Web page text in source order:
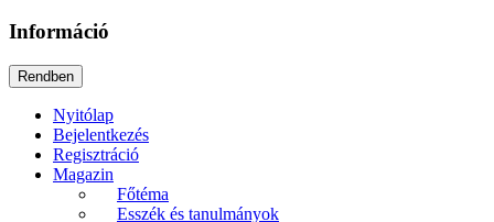
Információ
Nyitólap
Bejelentkezés
Regisztráció
Magazin
Főtéma
Esszék és tanulmányok